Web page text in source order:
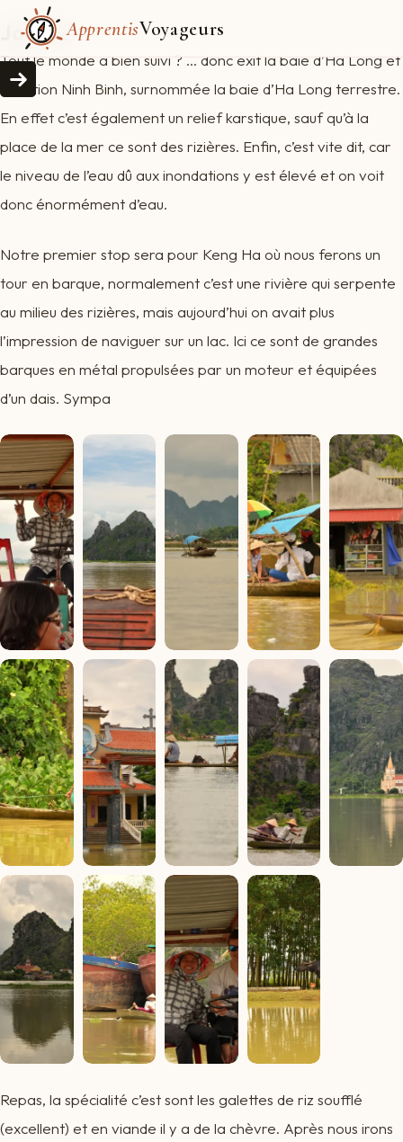
ApprentisVoyageurs
Jour 12
Tout le monde a bien suivi ? … donc exit la baie d’Ha Long et
direction Ninh Binh, surnommée la baie d’Ha Long terrestre.
En effet c’est également un relief karstique, sauf qu’à la
place de la mer ce sont des rizières. Enfin, c’est vite dit, car
le niveau de l’eau dû aux inondations y est élevé et on voit
donc énormément d’eau.
Notre premier stop sera pour Keng Ha où nous ferons un
tour en barque, normalement c’est une rivière qui serpente
au milieu des rizières, mais aujourd’hui on avait plus
l’impression de naviguer sur un lac. Ici ce sont de grandes
barques en métal propulsées par un moteur et équipées
d’un dais. Sympa
Repas, la spécialité c’est sont les galettes de riz soufflé
(excellent) et en viande il y a de la chèvre. Après nous irons